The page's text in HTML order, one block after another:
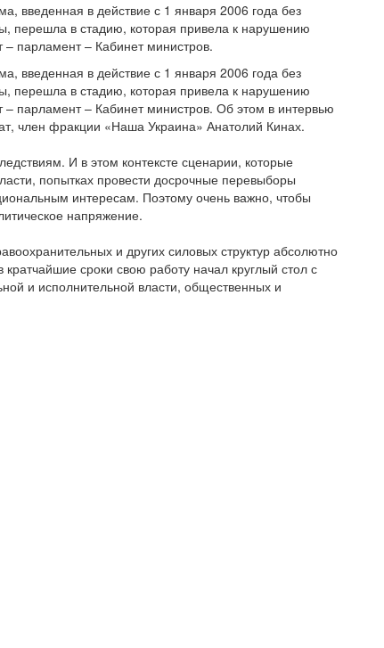
введенная в действие с 1 января 2006 года без
перешла в стадию, которая привела к нарушению
– парламент – Кабинет министров.
введенная в действие с 1 января 2006 года без
перешла в стадию, которая привела к нарушению
– парламент – Кабинет министров. Об этом в интервью
член фракции «Наша Украина» Анатолий Кинах.
И в этом контексте сценарии, которые
попытках провести досрочные перевыборы
интересам. Поэтому очень важно, чтобы
напряжение.
и других силовых структур абсолютно
сроки свою работу начал круглый стол с
и исполнительной власти, общественных и